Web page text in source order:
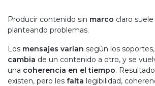
Producir contenido sin marco claro
planteando problemas.
Los mensajes varían según los
cambia de un contenido a otro, y se
una coherencia en el tiempo.
existen, pero les falta legibilidad,